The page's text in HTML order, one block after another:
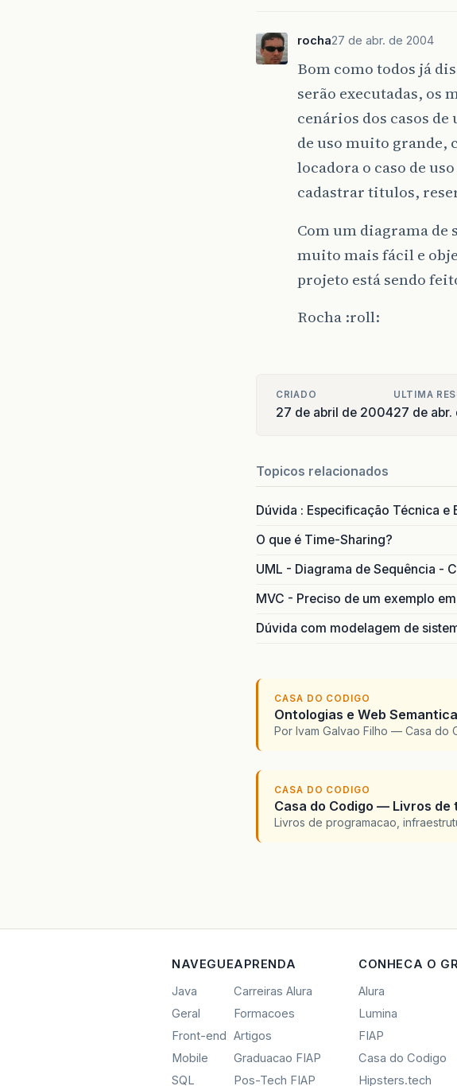
rocha27 de abr. de 2004
Bom como todos já
serão executadas, os
cenários dos casos
de uso muito grande,
locadora o caso de
cadastrar titulos,
Com um diagrama de
muito mais fácil e
projeto está sendo
Rocha :roll:
CRIADO
27 de abril de 2004
ULTIMA
27 de
Topicos relacionados
Dúvida : Especificação Técnica e
O que é Time-Sharing?
UML - Diagrama de Sequência -
MVC - Preciso de um exemplo
Dúvida com modelagem de
CASA DO CODIGO
Ontologias e Web
Por Ivam Galvao Filho — Casa do
CASA DO CODIGO
Casa do Codigo — Livros de
Livros de programacao,
NAVEGUE
Java
Geral
Front-end
Mobile
SQL
APRENDA
Carreiras Alura
Formacoes
Artigos
Graduacao FIAP
Pos-Tech FIAP
CONHECA O
Alura
Lumina
FIAP
Casa do Codigo
Hipsters.tech